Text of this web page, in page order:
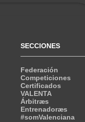
SECCIONES
Federación
Competiciones
Certificados
VALENTA
Árbitræs
Entrenadoræs
#somValenciana